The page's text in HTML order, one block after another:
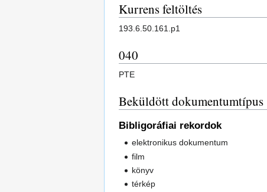
Kurrens feltöltés
193.6.50.161.p1
040
PTE
Beküldött dokumentumtípus
Bibligoráfiai rekordok
elektronikus dokumentum
film
könyv
térkép